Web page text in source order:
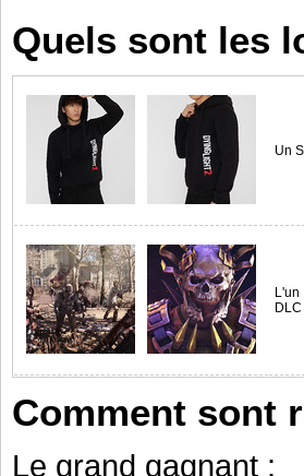
Quels sont les
Un
Comment sont
Le grand gagnant :